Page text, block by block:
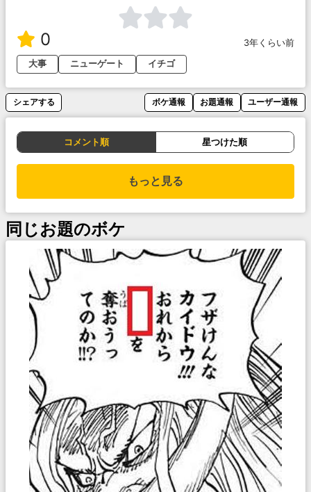
0
3年くらい前
大事
ニューゲート イチゴ
シェアする ボケ通報 お題通報 ユーザー通報
コメント順 星つけた順
もっと見る
同じお題のボケ